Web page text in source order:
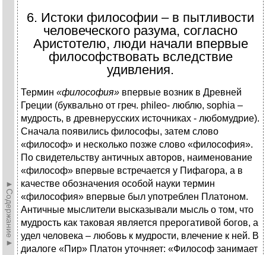
►Содержание►
6. Истоки философии – в пытливости
человеческого разума, согласно
Аристотелю, люди начали впервые
философствовать вследствие
удивления.
Термин «философия» впервые возник в Древней
Греции (буквально от греч. phileo- люблю, sophia –
мудрость, в древнерусских источниках - любомудрие).
Сначала появились философы, затем слово
«философ» и несколько позже слово «философия».
По свидетельству античных авторов, наименование
«философ» впервые встречается у Пифагора, а в
качестве обозначения особой науки термин
«философия» впервые был употреблен Платоном.
Античные мыслители высказывали мысль о том, что
мудрость как таковая является прерогативой богов, а
удел человека – любовь к мудрости, влечение к ней. В
диалоге «Пир» Платон уточняет: «Философ занимает